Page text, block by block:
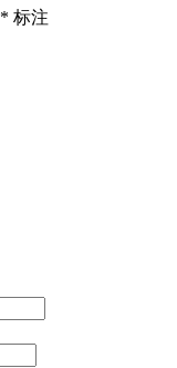
* 标注